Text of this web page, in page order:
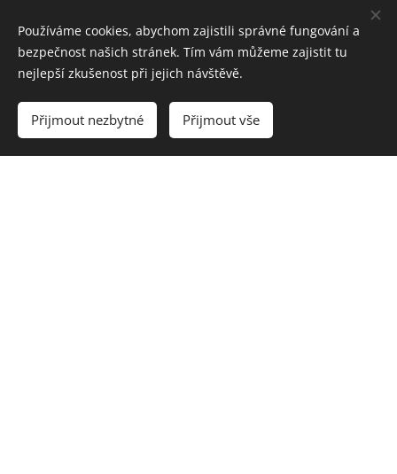
Používáme cookies, abychom zajistili správné fungování a
bezpečnost našich stránek. Tím vám můžeme zajistit tu
nejlepší zkušenost při jejich návštěvě.
Přijmout nezbytné Přijmout vše